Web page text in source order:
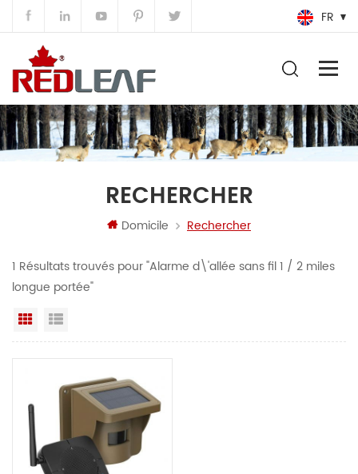
FR
RECHERCHER
Domicile Rechercher
1 Résultats trouvés pour "Alarme d\'allée sans fil 1 / 2 miles
longue portée"
Grille